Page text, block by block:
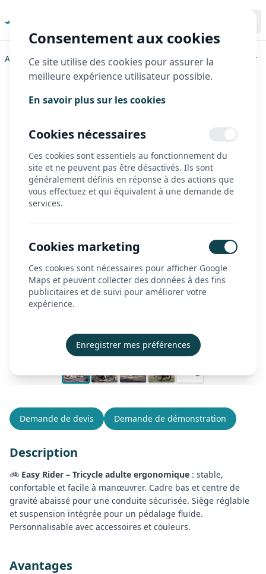
À propos
Actualités
Démonstration
Créer mon compte
Se connecter
Accueil>Tricycles vanRaam>Tricycles individuels > Easy Rider
Easy Rider
Demande de devis Demande de démonstration
Description
🚲 Easy Rider – Tricycle adulte ergonomique : stable,
confortable et facile à manœuvrer. Cadre bas et centre de
gravité abaissé pour une conduite sécurisée. Siège réglable
et suspension intégrée pour un pédalage fluide.
Personnalisable avec accessoires et couleurs.
Avantages
Consentement aux cookies
Ce site utilise des cookies pour assurer la
meilleure expérience utilisateur possible.
En savoir plus sur les cookies
Cookies nécessaires
Ces cookies sont essentiels au fonctionnement du
site et ne peuvent pas être désactivés. Ils sont
généralement définis en réponse à des actions que
vous effectuez et qui équivalent à une demande de
services.
Cookies marketing
Ces cookies sont nécessaires pour afficher Google
Maps et peuvent collecter des données à des fins
publicitaires et de suivi pour améliorer votre
expérience.
Enregistrer mes préférences